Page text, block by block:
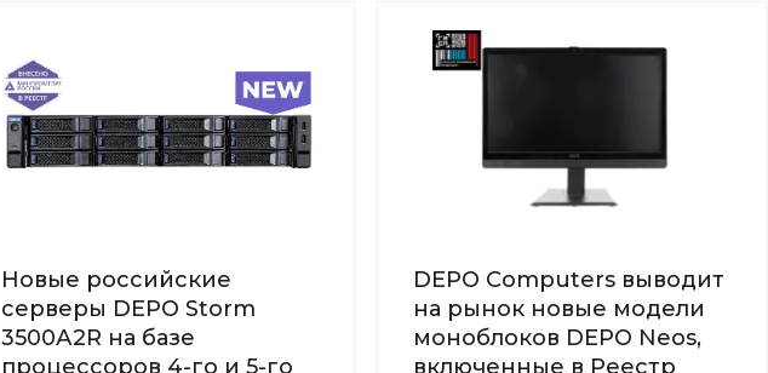
Новые российские
серверы DEPO Storm
3500А2R на базе
процессоров 4-го и 5-го
DEPO Computers выводит
на рынок новые модели
моноблоков DEPO Neos,
включенные в Реестр